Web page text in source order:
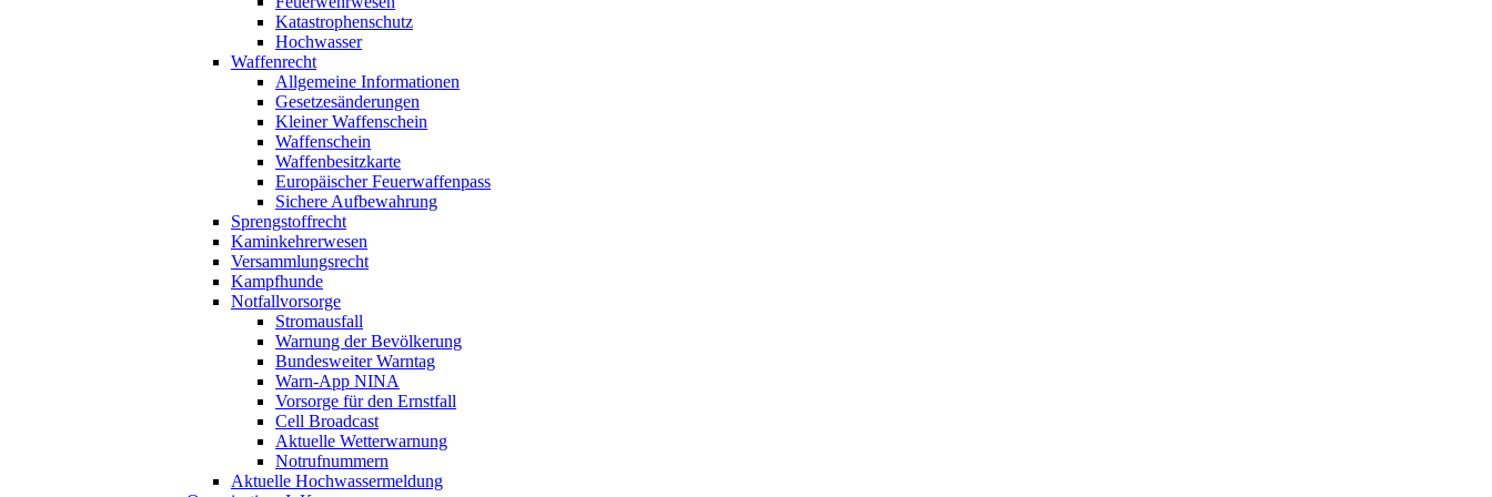
Katastrophenschutz
Hochwasser
Waffenrecht
Allgemeine Informationen
Gesetzesänderungen
Kleiner Waffenschein
Waffenschein
Waffenbesitzkarte
Europäischer Feuerwaffenpass
Sichere Aufbewahrung
Sprengstoffrecht
Kaminkehrerwesen
Versammlungsrecht
Kampfhunde
Notfallvorsorge
Stromausfall
Warnung der Bevölkerung
Bundesweiter Warntag
Warn-App NINA
Vorsorge für den Ernstfall
Cell Broadcast
Aktuelle Wetterwarnung
Notrufnummern
Aktuelle Hochwassermeldung